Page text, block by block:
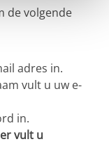
de volgende
adres in.
vult u uw e-
in.
vult u